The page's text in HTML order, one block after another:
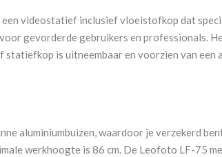
videostatief inclusief vloeistofkop dat
gevorderde gebruikers en
is uitneembaar en voorzien van een
aluminiumbuizen, waardoor je verzekerd
werkhoogte is 86 cm. De Leofoto LF-75